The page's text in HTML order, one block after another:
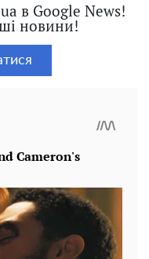
в Google News!
новини!